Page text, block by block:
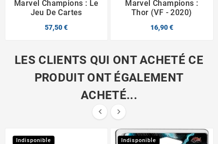
Marvel Champions : Le
Jeu De Cartes
57,50 €
Marvel Champions :
Thor (VF - 2020)
16,90 €
LES CLIENTS QUI ONT ACHETÉ CE
PRODUIT ONT ÉGALEMENT
ACHETÉ...
 
Indisponible Indisponible